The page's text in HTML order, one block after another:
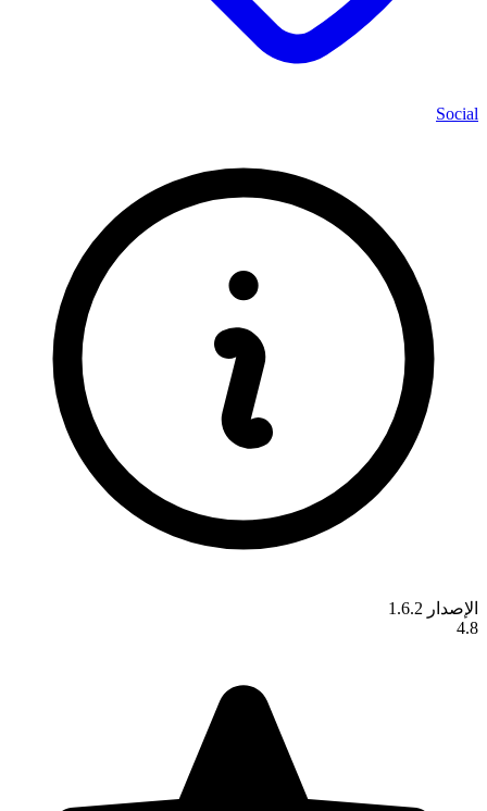
Social
الإصدار 1.6.2
4.8